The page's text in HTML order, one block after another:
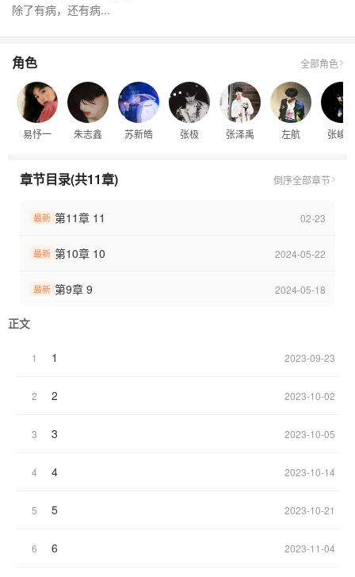
除了有病，还有病...
角色 全部角色
易忬一 朱志鑫 苏新皓 张极 张泽禹 左航 张峻豪
章节目录(共11章) 倒序全部章节
最新 第11章 11 02-23
最新 第10章 10 2024-05-22
最新 第9章 9 2024-05-18
正文
1 1 2023-09-23
2 2 2023-10-02
3 3 2023-10-05
4 4 2023-10-14
5 5 2023-10-21
6 6 2023-11-04